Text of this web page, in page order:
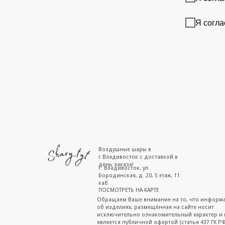
Я
г. Владивосток, ул.
Бородинская, д. 20, 5 этаж, 11
каб.
ПОСМОТРЕТЬ НА КАРТЕ
Воздушные шары в
г.Владивосток с доставкой в
день заказа!
Обращаем Ваше внимание на то, что
об изделиях, размещённая на сайте носит
исключительно ознакомительный характер и
является публичной офертой (статья 437 ГК